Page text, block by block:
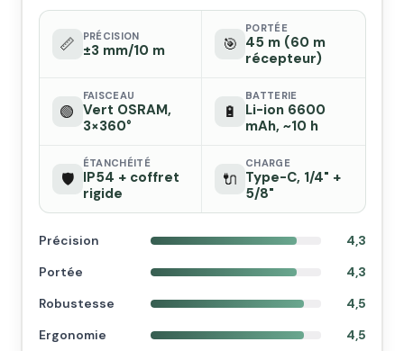
📏 PRÉCISION
±3 mm/10 m 🎯
PORTÉE
45 m (60 m
récepteur)
🟢
FAISCEAU
Vert OSRAM,
3×360°
🔋
BATTERIE
Li-ion 6600
mAh, ~10 h
🛡️
ÉTANCHÉITÉ
IP54 + coffret
rigide
🔌
CHARGE
Type-C, 1/4" +
5/8"
Précision
4,3
Portée
4,3
Robustesse
4,5
Ergonomie
4,5